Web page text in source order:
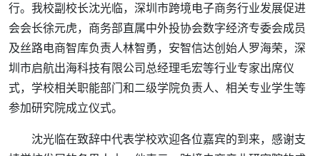
行。我校副校长沈光临，深圳市跨境电子商务行业发展促进
会会长徐元虎，商务部直属中外投协会数字经济专委会成员
及丝路电商智库负责人林智勇，安智信达创始人罗海荣，深
圳市启航出海科技有限公司总经理毛宏等行业专家出席仪
式，学校相关职能部门和二级学院负责人、相关专业学生等
参加研究院成立仪式。
沈光临在致辞中代表学校欢迎各位嘉宾的到来，感谢支